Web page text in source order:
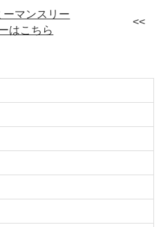
ーマンスリー
はこちら